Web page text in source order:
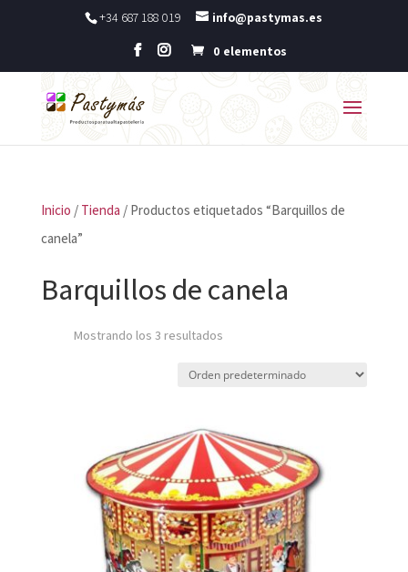
+34 687 188 019 info@pastymas.es
0 elementos
Inicio / Tienda / Productos etiquetados “Barquillos de
canela”
Barquillos de canela
Mostrando los 3 resultados